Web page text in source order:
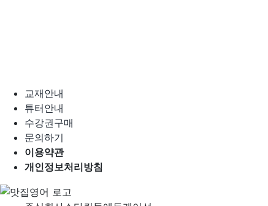
교재안내
튜터안내
수강권구매
문의하기
이용약관
개인정보처리방침